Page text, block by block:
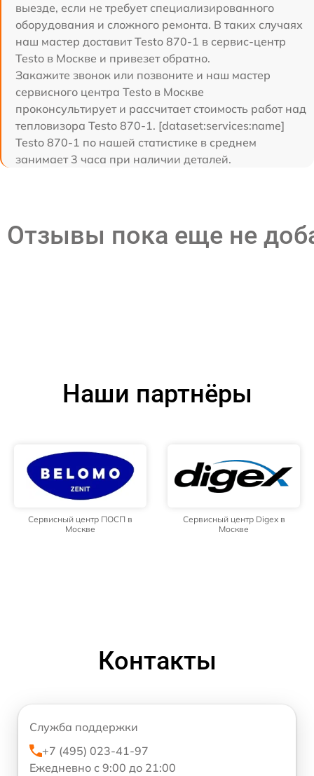
выезде, если не требует специализированного
оборудования и сложного ремонта. В таких случаях
наш мастер доставит Testo 870-1 в сервис-центр
Testo в Москве и привезет обратно.
Закажите звонок или позвоните и наш мастер
сервисного центра Testo в Москве
проконсультирует и рассчитает стоимость работ над
тепловизора Testo 870-1. [dataset:services:name]
Testo 870-1 по нашей статистике в среднем
занимает 3 часа при наличии деталей.
Отзывы пока еще не
Наши партнёры
Сервисный центр ПОСП в
Москве
Сервисный центр Digex в
Москве
Контакты
Служба поддержки
+7 (495) 023-41-97
Ежедневно с 9:00 до 21:00